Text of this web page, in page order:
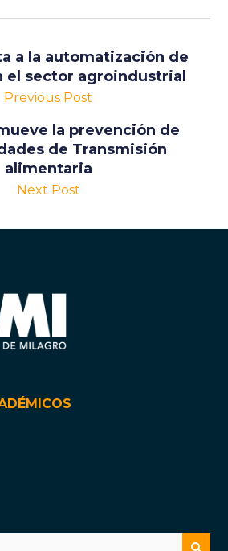
a la automatización de
el sector agroindustrial
Previous Post
la prevención de
de Transmisión
alimentaria
Next Post